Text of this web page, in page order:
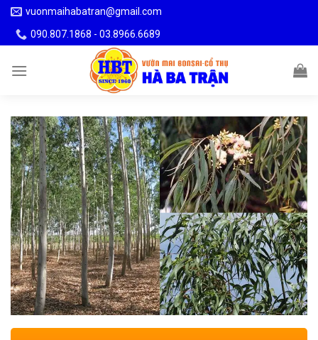
Skip
content
vuonmaihabatran@gmail.com
090.807.1868 - 03.8966.6689